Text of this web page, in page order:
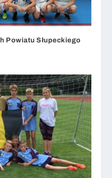
Powiatu Słupeckiego